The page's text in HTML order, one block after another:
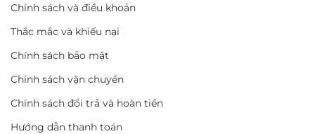
Chính sách và điều khoản
Thắc mắc và khiếu nại
Chính sách bảo mật
Chính sách vận chuyển
Chính sách đổi trả và hoàn tiền
Hướng dẫn thanh toán